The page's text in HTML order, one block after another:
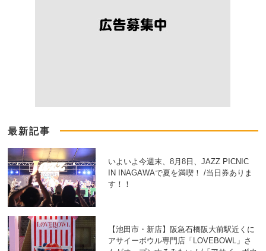
最新記事
いよいよ今週末、8月8日、JAZZ PICNIC
IN INAGAWAで夏を満喫！ /当日券ありま
す！！
【池田市・新店】阪急石橋阪大前駅近くに
アサイーボウル専門店「LOVEBOWL」さ